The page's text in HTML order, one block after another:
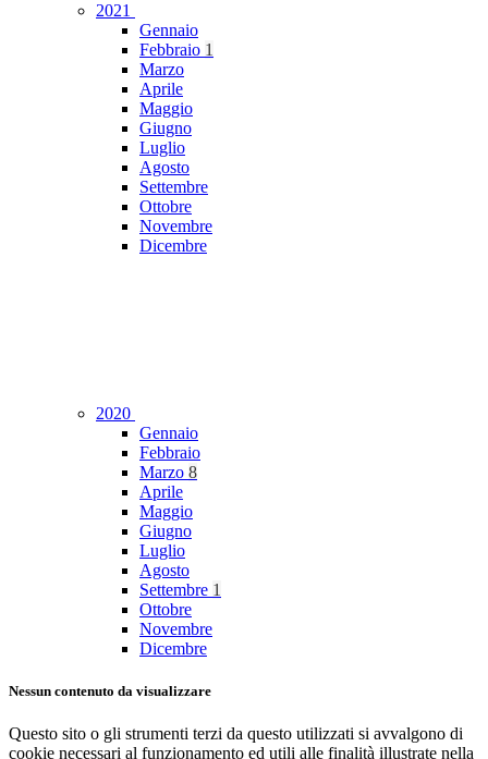
2021
Gennaio
Febbraio 1
Marzo
Aprile
Maggio
Giugno
Luglio
Agosto
Settembre
Ottobre
Novembre
Dicembre
2020
Gennaio
Febbraio
Marzo 8
Aprile
Maggio
Giugno
Luglio
Agosto
Settembre 1
Ottobre
Novembre
Dicembre
Nessun contenuto da visualizzare
Questo sito o gli strumenti terzi da questo utilizzati si avvalgono di
cookie necessari al funzionamento ed utili alle finalità illustrate nella